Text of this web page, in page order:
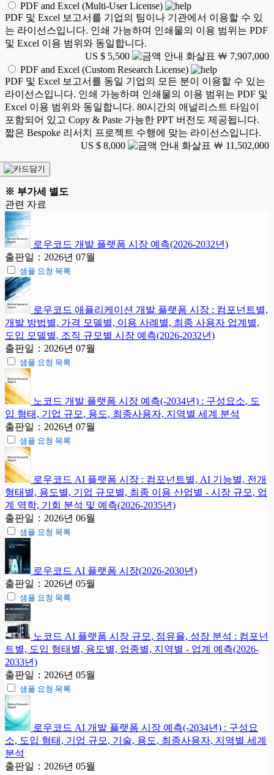
PDF and Excel (Multi-User License)
PDF 및 Excel 보고서를 기업의 팀이나 기관에서 이용할 수 있
는 라이선스입니다. 인쇄 가능하며 인쇄물의 이용 범위는 PDF
및 Excel 이용 범위와 동일합니다.
US $ 5,500
￦ 7,907,000
PDF and Excel (Custom Research License)
PDF 및 Excel 보고서를 동일 기업의 모든 분이 이용할 수 있는
라이선스입니다. 인쇄 가능하며 인쇄물의 이용 범위는 PDF 및
Excel 이용 범위와 동일합니다. 80시간의 애널리스트 타임이
포함되어 있고 Copy & Paste 가능한 PPT 버전도 제공됩니다.
짧은 Bespoke 리서치 프로젝트 수행에 맞는 라이선스입니다.
US $ 8,000
￦ 11,502,000
※ 부가세 별도
관련 자료
로우코드 개발 플랫폼 시장 예측(2026-2032년)
출판일：2026년 07월
샘플 요청 목록
로우코드 애플리케이션 개발 플랫폼 시장 : 컴포넌트별,
개발 방법별, 가격 모델별, 이용 사례별, 최종 사용자 업계별,
도입 모델별, 조직 규모별 시장 예측(2026-2032년)
출판일：2026년 07월
샘플 요청 목록
노코드 개발 플랫폼 시장 예측(-2034년) : 구성요소, 도
입 형태, 기업 규모, 용도, 최종사용자, 지역별 세계 분석
출판일：2026년 07월
샘플 요청 목록
로우코드 AI 플랫폼 시장 : 컴포넌트별, AI 기능별, 전개
형태별, 용도별, 기업 규모별, 최종 이용 산업별 - 시장 규모, 업
계 역학, 기회 분석 및 예측(2026-2035년)
출판일：2026년 06월
샘플 요청 목록
로우코드 AI 플랫폼 시장(2026-2030년)
출판일：2026년 05월
샘플 요청 목록
노코드 AI 플랫폼 시장 규모, 점유율, 성장 분석 : 컴포넌
트별, 도입 형태별, 용도별, 업종별, 지역별 - 업계 예측(2026-
2033년)
출판일：2026년 05월
샘플 요청 목록
로우코드 AI 개발 플랫폼 시장 예측(-2034년) : 구성요
소, 도입 형태, 기업 규모, 기술, 용도, 최종사용자, 지역별 세계
분석
출판일：2026년 05월